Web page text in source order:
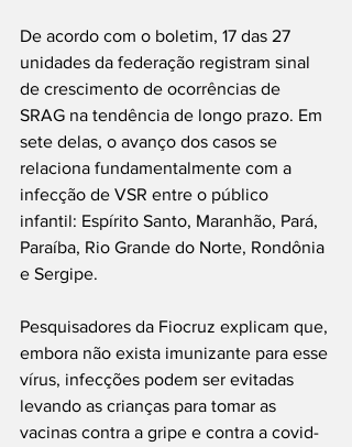
De acordo com o boletim, 17 das 27
unidades da federação registram sinal
de crescimento de ocorrências de
SRAG na tendência de longo prazo. Em
sete delas, o avanço dos casos se
relaciona fundamentalmente com a
infecção de VSR entre o público
infantil: Espírito Santo, Maranhão, Pará,
Paraíba, Rio Grande do Norte, Rondônia
e Sergipe.
Pesquisadores da Fiocruz explicam que,
embora não exista imunizante para esse
vírus, infecções podem ser evitadas
levando as crianças para tomar as
vacinas contra a gripe e contra a covid-